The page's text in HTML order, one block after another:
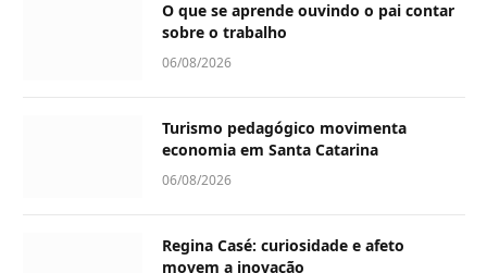
O que se aprende ouvindo o pai contar
sobre o trabalho
06/08/2026
Turismo pedagógico movimenta
economia em Santa Catarina
06/08/2026
Regina Casé: curiosidade e afeto
movem a inovação